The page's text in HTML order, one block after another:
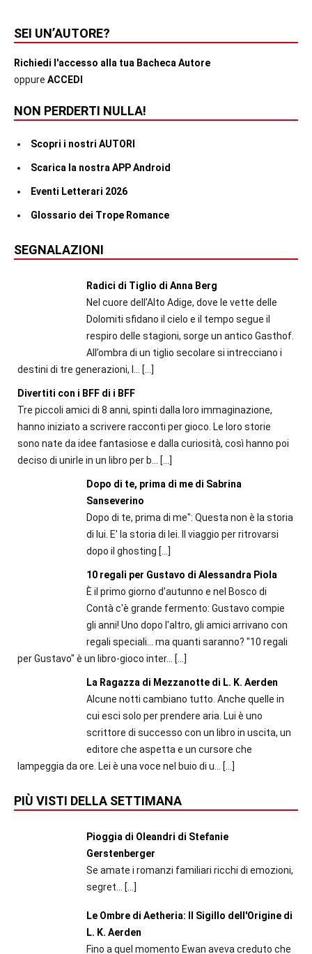
SEI UN’AUTORE?
Richiedi l'accesso alla tua Bacheca Autore
oppure ACCEDI
NON PERDERTI NULLA!
Scopri i nostri AUTORI
Scarica la nostra APP Android
Eventi Letterari 2026
Glossario dei Trope Romance
SEGNALAZIONI
Radici di Tiglio di Anna Berg
Nel cuore dell’Alto Adige, dove le vette delle
Dolomiti sfidano il cielo e il tempo segue il
respiro delle stagioni, sorge un antico Gasthof.
All’ombra di un tiglio secolare si intrecciano i
destini di tre generazioni, l...
[…]
Divertiti con i BFF di i BFF
Tre piccoli amici di 8 anni, spinti dalla loro immaginazione,
hanno iniziato a scrivere racconti per gioco. Le loro storie
sono nate da idee fantasiose e dalla curiosità, così hanno poi
deciso di unirle in un libro per b...
[…]
Dopo di te, prima di me di Sabrina
Sanseverino
Dopo di te, prima di me": Questa non è la storia
di lui. E' la storia di lei. Il viaggio per ritrovarsi
dopo il ghosting […]
10 regali per Gustavo di Alessandra Piola
È il primo giorno d'autunno e nel Bosco di
Contà c'è grande fermento: Gustavo compie
gli anni! Uno dopo l'altro, gli amici arrivano con
regali speciali... ma quanti saranno? "10 regali
per Gustavo" è un libro-gioco inter...
[…]
La Ragazza di Mezzanotte di L. K. Aerden
Alcune notti cambiano tutto. Anche quelle in
cui esci solo per prendere aria. Lui è uno
scrittore di successo con un libro in uscita, un
editore che aspetta e un cursore che
lampeggia da ore. Lei è una voce nel buio di u...
[…]
PIÙ VISTI DELLA SETTIMANA
Pioggia di Oleandri di Stefanie
Gerstenberger
Se amate i romanzi familiari ricchi di emozioni,
segret...
[…]
Le Ombre di Aetheria: Il Sigillo dell'Origine di
L. K. Aerden
Fino a quel momento Ewan aveva creduto che